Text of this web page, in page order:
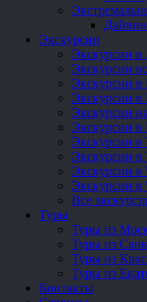
Экскурсии
Экскурсии в
Экскурсии
Экскурсии в
Экскурсии в
Экскурсии
Экскурсии
Экскурсии в
Экскурсии
Экскурсии
Экскурсии
Все
Туры
Туры из
Туры из
Туры из
Туры из
Контакты